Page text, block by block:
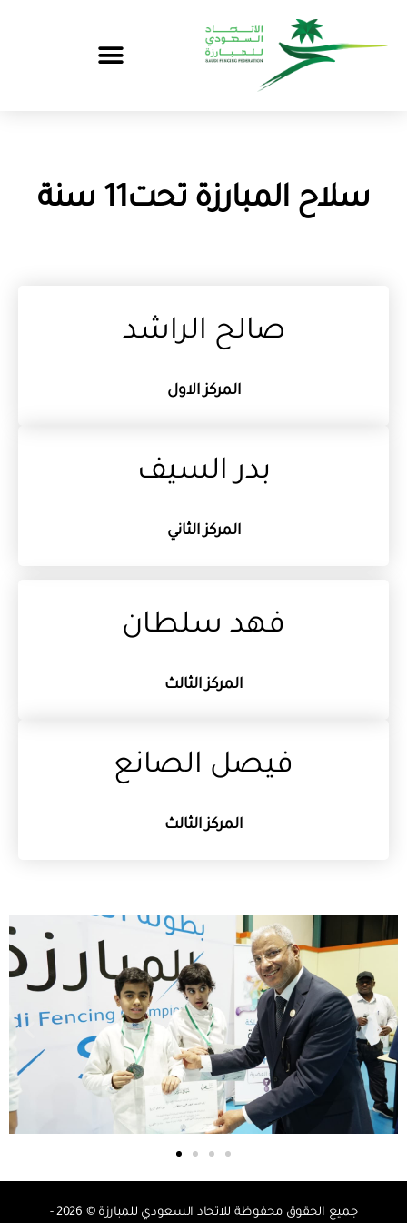
سلاح المبارزة تحت11 سنة
صالح الراشد
المركز الاول
بدر السيف
المركز الثاني
فهد سلطان
المركز الثالث
فيصل الصانع
المركز الثالث
جميع الحقوق محفوظة للاتحاد السعودي للمبارزة © 2026 -